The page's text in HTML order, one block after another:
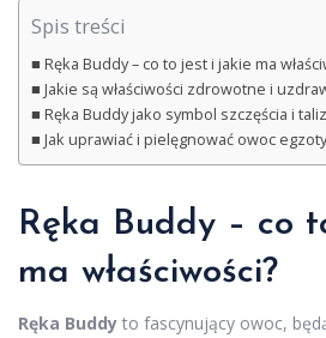
Spis treści
Ręka Buddy – co to jest i jakie ma
Jakie są właściwości zdrowotne i
Ręka Buddy jako symbol szczęścia i
Jak uprawiać i pielęgnować owoc
Ręka Buddy – co
ma właściwości?
Ręka Buddy to fascynujący owoc,